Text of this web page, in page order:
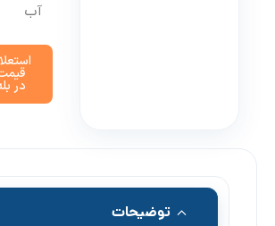
آب
در
توضیحات